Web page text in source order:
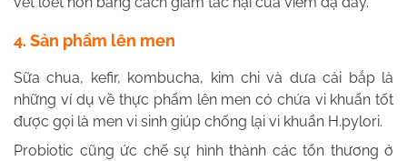
4. Sản phẩm lên men
Sữa chua, kefir, kombucha, kim chi và dưa cải bắp là
những ví dụ về thực phẩm lên men có chứa vi khuẩn tốt
được gọi là men vi sinh giúp chống lại vi khuẩn H.pylori.
Probiotic cũng ức chế sự hình thành các tổn thương ở